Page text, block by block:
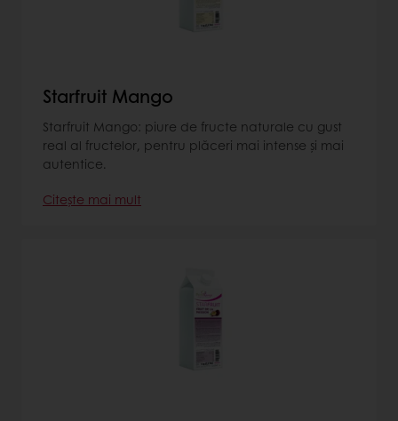
Starfruit Mango
Starfruit Mango: piure de fructe naturale cu gust
real al fructelor, pentru plăceri mai intense și mai
autentice.
Citește mai mult